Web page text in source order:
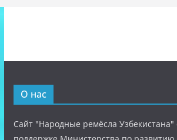
О нас
Сайт "Народные ремёсла Узбекистана"